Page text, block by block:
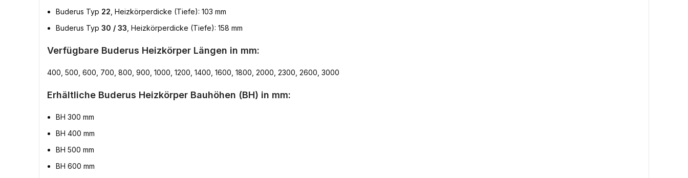
Buderus Typ 22 , Heizkörperdicke (Tiefe): 103 mm
Buderus Typ 30 / 33 , Heizkörperdicke (Tiefe): 158 mm
Verfügbare Buderus Heizkörper Längen in mm:
400, 500, 600, 700, 800, 900, 1000, 1200, 1400, 1600, 1800, 2000, 2300, 2600, 3000
Erhältliche Buderus Heizkörper Bauhöhen (BH) in mm:
BH 300 mm
BH 400 mm
BH 500 mm
BH 600 mm